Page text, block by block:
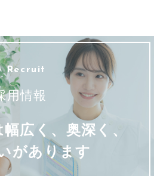
Recruit
用情報
広く、奥深く、
があります